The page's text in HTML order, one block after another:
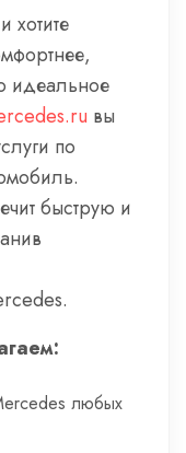
хотите
идеальное
вы
по
быструю и
любых